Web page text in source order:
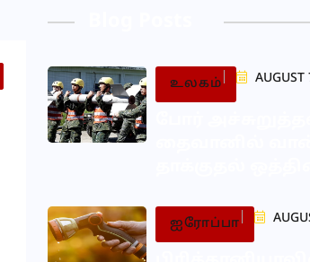
உலகம் AUGUST
ஐரோப்பா